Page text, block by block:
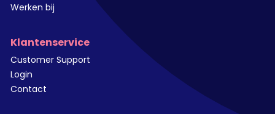
Werken bij
Klantenservice
Customer Support
Login
Contact